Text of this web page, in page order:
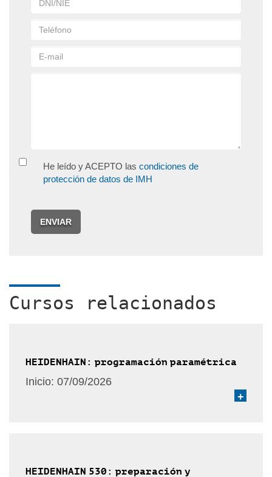
He leído y ACEPTO las condiciones de
protección de datos de IMH
ENVIAR
Cursos relacionados
HEIDENHAIN: programación paramétrica
Inicio: 07/09/2026
+
HEIDENHAIN 530: preparación y